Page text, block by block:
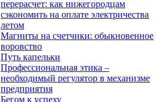
перерасчет: как нижегородцам
сэкономить на оплате электричества
летом
Магниты на счетчики: обыкновенное
воровство
Путь капельки
Профессиональная этика –
необходимый регулятор в механизме
предприятия
Бегом к успеху